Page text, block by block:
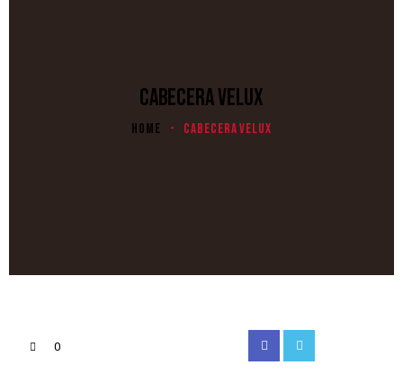
CABECERA VELUX
HOME CABECERA VELUX
0 FacebookTwitter